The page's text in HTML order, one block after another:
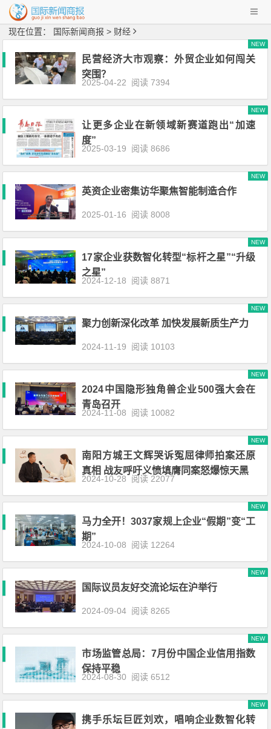
现在位置： 国际新闻商报 > 财经
民营经济大市观察：外贸企业如何闯关
突围？
NEW
2025-04-22 阅读 7394
让更多企业在新领域新赛道跑出“加速
度”
NEW
2025-03-19 阅读 8686
英资企业密集访华聚焦智能制造合作
NEW
2025-01-16 阅读 8008
17家企业获数智化转型“标杆之星”“升级
之星”
NEW
2024-12-18 阅读 8871
聚力创新深化改革 加快发展新质生产力
NEW
2024-11-19 阅读 10103
2024中国隐形独角兽企业500强大会在
青岛召开
NEW
2024-11-08 阅读 10082
南阳方城王文辉哭诉冤屈律师拍案还原
真相 战友呼吁义愤填膺同案怒爆惊天黑
NEW
2024-10-28 阅读 22077
马力全开！3037家规上企业“假期”变“工
期”
NEW
2024-10-08 阅读 12264
国际议员友好交流论坛在沪举行
NEW
2024-09-04 阅读 8265
市场监管总局：7月份中国企业信用指数
保持平稳
NEW
2024-08-30 阅读 6512
携手乐坛巨匠刘欢，唱响企业数智化转
NEW